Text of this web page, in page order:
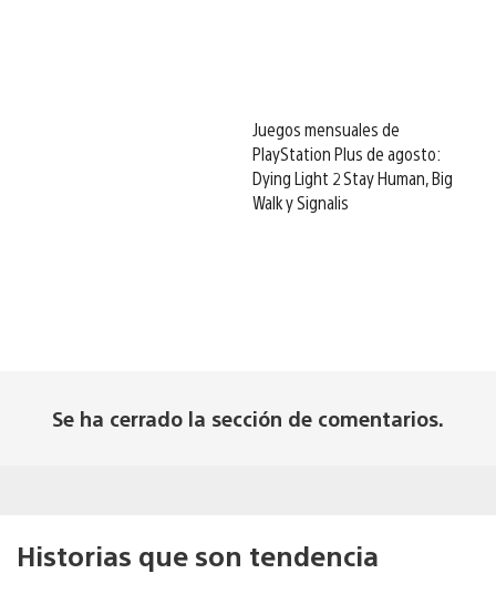
Juegos mensuales de
PlayStation Plus de agosto:
Dying Light 2 Stay Human, Big
Walk y Signalis
Se ha cerrado la sección de comentarios.
Historias que son tendencia